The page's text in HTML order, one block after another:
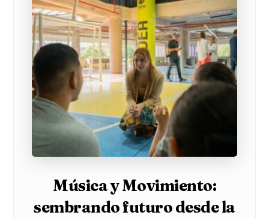
Música y Movimiento:
sembrando futuro desde la